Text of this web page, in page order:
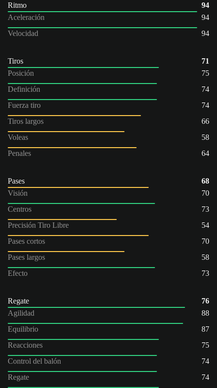
Ritmo
94
Aceleración
94
Velocidad
94
Tiros
71
Posición
75
Definición
74
Fuerza tiro
74
Tiros largos
66
Voleas
58
Penales
64
Pases
68
Visión
70
Centros
73
Precisión Tiro Libre
54
Pases cortos
70
Pases largos
58
Efecto
73
Regate
76
Agilidad
88
Equilibrio
87
Reacciones
75
Control del balón
74
Regate
74